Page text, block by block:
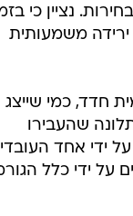
נציין כי
משמעותית
חדד, כמי שייצג
שהעבירו
ידי אחד
על ידי כלל